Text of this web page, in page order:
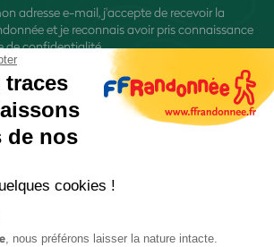
adresse e-mail, j'accepte de recevoir la
et je reconnais avoir pris connaissance
de confidentialité
traces
de nos
cookies !
, nous préférons laisser la nature intacte.